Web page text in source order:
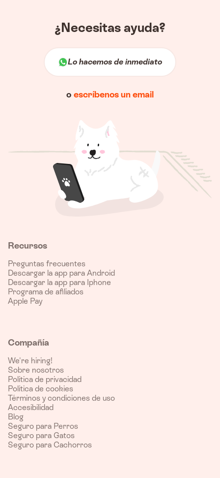
¿Necesitas ayuda?
Lo hacemos de inmediato
o escríbenos un email
Recursos
Preguntas frecuentes
Descargar la app para Android
Descargar la app para Iphone
Programa de afiliados
Apple Pay
Compañía
We're hiring!
Sobre nosotros
Política de privacidad
Política de cookies
Términos y condiciones de uso
Accesibilidad
Blog
Seguro para Perros
Seguro para Gatos
Seguro para Cachorros